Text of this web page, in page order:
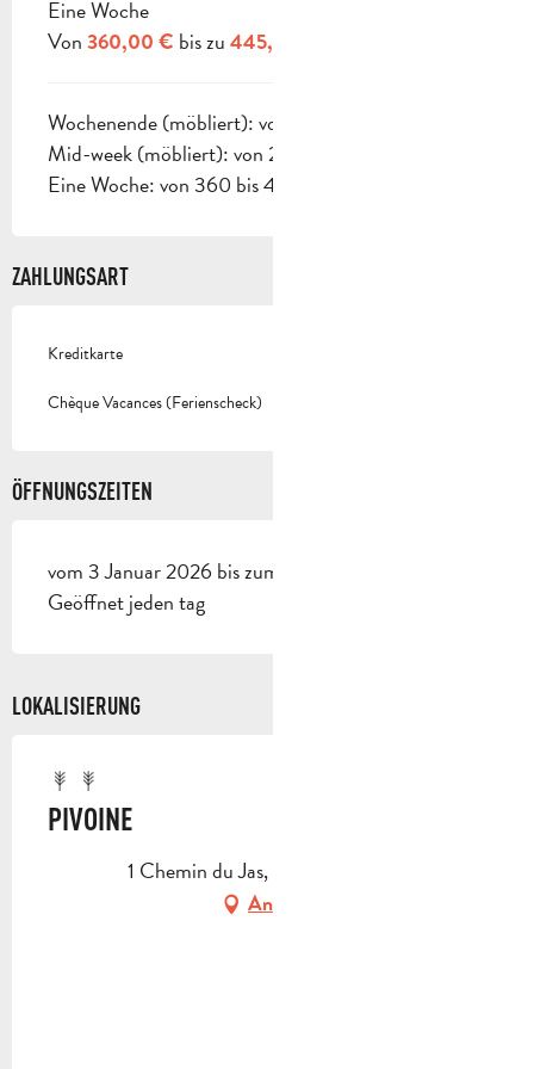
Eine Woche
Von 360,00 € bis zu 445,00 €
Wochenende (möbliert): von 168 bis 200 €
Mid-week (möbliert): von 275 bis 328 €
Eine Woche: von 360 bis 445 €.
ZAHLUNGSART
Kreditkarte
Chèque Vacances (Ferienscheck)
ÖFFNUNGSZEITEN
vom 3 Januar 2026 bis zum 1 Januar 2027 -
Geöffnet jeden tag
LOKALISIERUNG
PIVOINE
1 Chemin du Jas, 13950 Cadolive
Anfahrt